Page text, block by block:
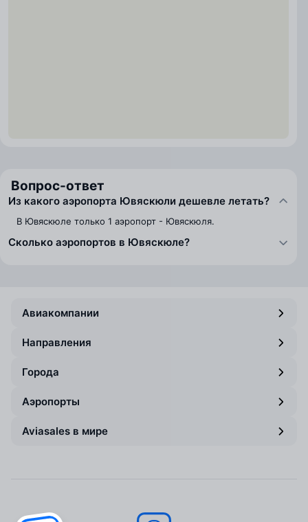
Вопрос-ответ
Из какого аэропорта Ювяскюли дешевле летать?
В Ювяскюле только 1 аэропорт - Ювяскюля.
Сколько аэропортов в Ювяскюле?
Авиакомпании
Направления
Города
Аэропорты
Aviasales в мире